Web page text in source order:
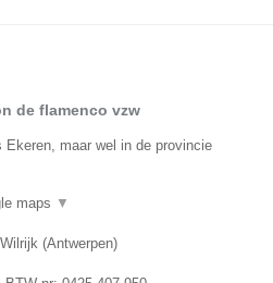
de flamenco vzw
Ekeren, maar wel in de provincie
maps ▼
Wilrijk (Antwerpen)